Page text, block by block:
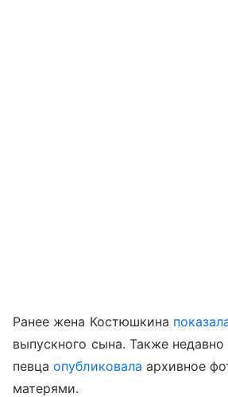
Ранее жена Костюшкина
выпускного сына. Также недавно
певцаопубликовала архивное
матерями.